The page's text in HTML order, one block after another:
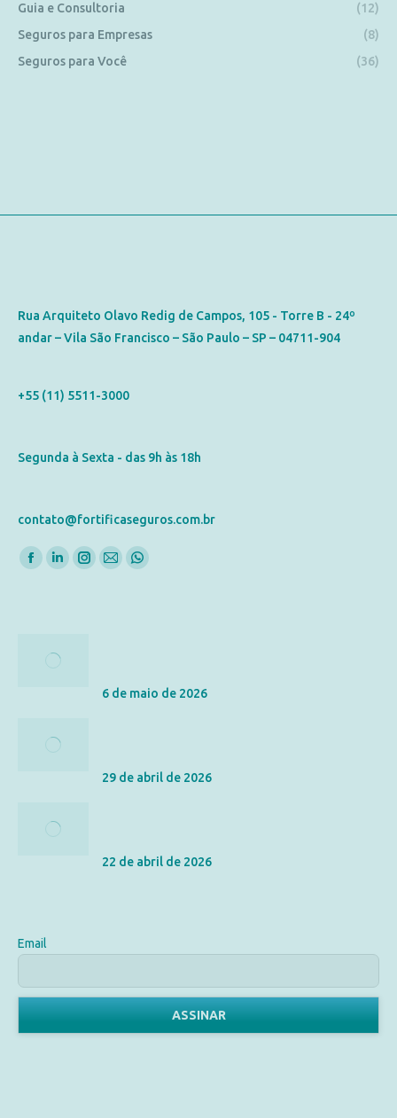
Guia e Consultoria
(12)
Seguros para Empresas
(8)
Seguros para Você
(36)
Rua Arquiteto Olavo Redig de Campos, 105 - Torre B - 24º
andar – Vila São Francisco – São Paulo – SP – 04711-904
+55 (11) 5511-3000
Segunda à Sexta - das 9h às 18h
contato@fortificaseguros.com.br
Encontre-nos em:
6 de maio de 2026
29 de abril de 2026
22 de abril de 2026
Email